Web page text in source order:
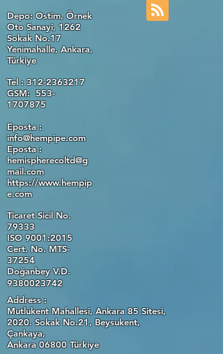
Depo: Ostim, Örnek
Oto Sanayi, 1262
Sokak No.17
Yenimahalle, Ankara,
Türkiye
Tel : 312-2363217
GSM: 553-
1707875
Eposta :
info@hempipe.com
Eposta :
hemispherecoltd@g
mail.com
https://www.hempip
e.com
Ticaret Sicil No.
79333
ISO 9001:2015
Cert. No. MTS-
37254
Doğanbey V.D.
9380023742
Address :
Mutlukent Mahallesi,Ankara 85 Sitesi,
2020. Sokak No.21, Beysukent,
Çankaya,
Ankara 06800Türkiye